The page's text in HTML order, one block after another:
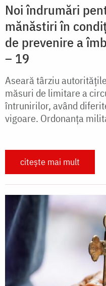
Noi îndrumări
mănăstiri în
de prevenire a
– 19
Aseară târziu
măsuri de limitare a
întrunirilor, având
vigoare. Ordonanţa
citește mai mult